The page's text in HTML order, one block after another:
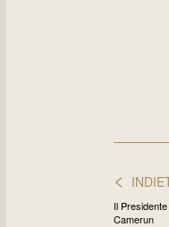
<
Il
Camerun